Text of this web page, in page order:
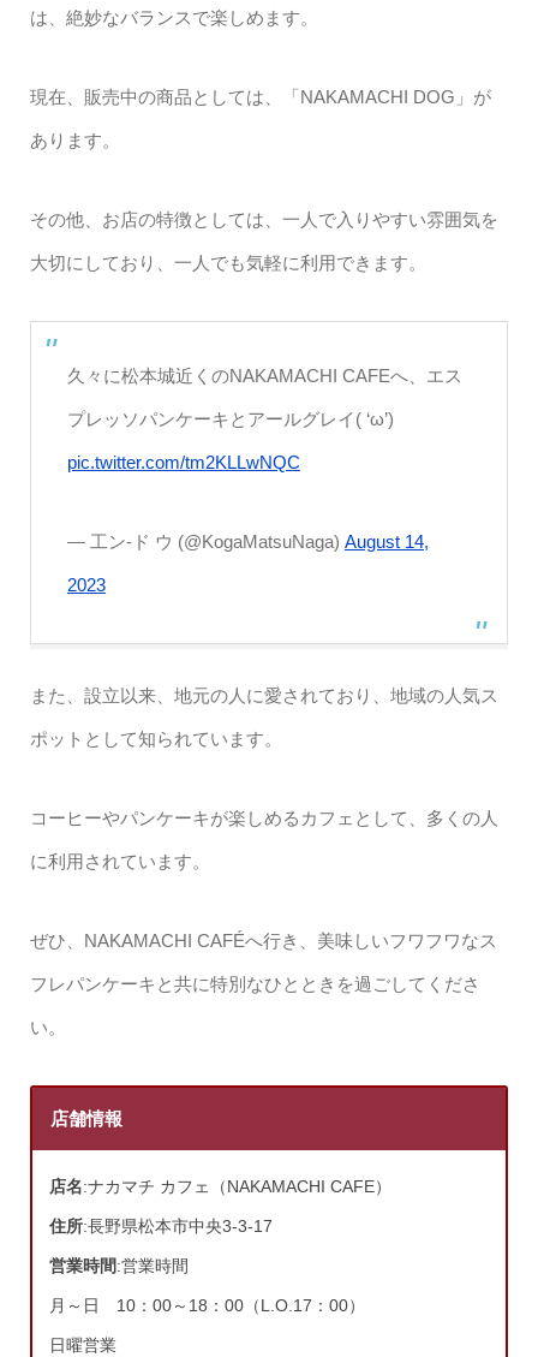
は、絶妙なバランスで楽しめます。
現在、販売中の商品としては、「NAKAMACHI DOG」が
あります。
その他、お店の特徴としては、一人で入りやすい雰囲気を
大切にしており、一人でも気軽に利用できます。
久々に松本城近くのNAKAMACHI CAFEへ、エス
プレッソパンケーキとアールグレイ( ‘ω’)
pic.twitter.com/tm2KLLwNQC
— 工ン-ド ウ (@KogaMatsuNaga) August 14,
2023
また、設立以来、地元の人に愛されており、地域の人気ス
ポットとして知られています。
コーヒーやパンケーキが楽しめるカフェとして、多くの人
に利用されています。
ぜひ、NAKAMACHI CAFÉへ行き、美味しいフワフワなス
フレパンケーキと共に特別なひとときを過ごしてくださ
い。
店舗情報
店名:ナカマチ カフェ（NAKAMACHI CAFE）
住所:長野県松本市中央3-3-17
営業時間:営業時間
月～日 10：00～18：00（L.O.17：00）
日曜営業